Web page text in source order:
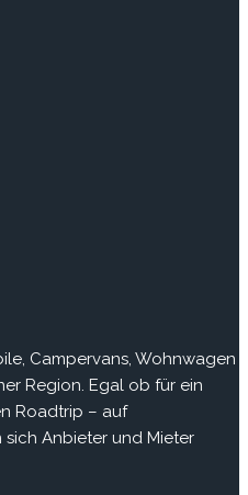
Campervans, Wohnwagen
Region. Egal ob für ein
Roadtrip – auf
Anbieter und Mieter